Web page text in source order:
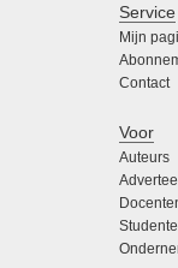
Service
Mijn
Contact
Voor
Auteurs